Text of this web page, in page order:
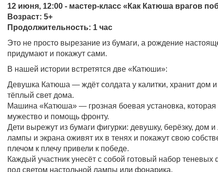
12 июня, 12:00 - мастер-класс «Как Катюша врагов
Возраст: 5+
Продолжительность: 1 час
Это не просто вырезание из бумаги, а рождение
придумают и покажут сами.
В нашей истории встретятся две «Катюши»:
Девушка Катюша — ждёт солдата у калитки, хранит дом
тёплый свет дома.
Машина «Катюша» — грозная боевая установка,
мужество и помощь фронту.
Дети вырежут из бумаги фигурки: девушку, берёзку,
лампы и экрана оживят их в тенях и покажут свою
плечом к плечу привели к победе.
Каждый участник унесёт с собой готовый набор
под светом настольной лампы или фонарика.